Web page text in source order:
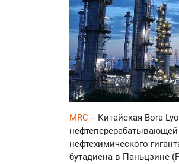
MRC -- Китайская Bora
нефтехимического
бутадиена в Паньцзине